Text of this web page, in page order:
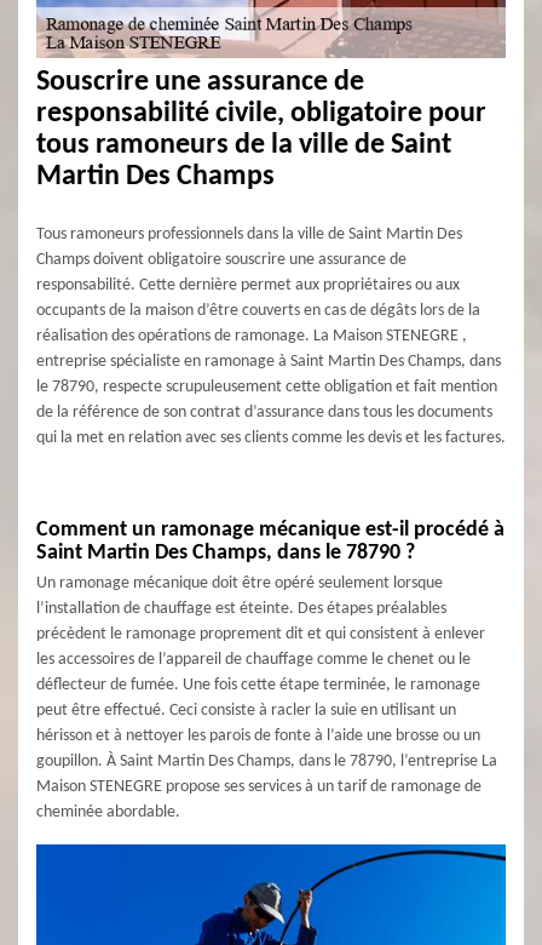
Souscrire une assurance de
responsabilité civile, obligatoire pour
tous ramoneurs de la ville de Saint
Martin Des Champs
Tous ramoneurs professionnels dans la ville de Saint Martin Des
Champs doivent obligatoire souscrire une assurance de
responsabilité. Cette dernière permet aux propriétaires ou aux
occupants de la maison d’être couverts en cas de dégâts lors de la
réalisation des opérations de ramonage. La Maison STENEGRE ,
entreprise spécialiste en ramonage à Saint Martin Des Champs, dans
le 78790, respecte scrupuleusement cette obligation et fait mention
de la référence de son contrat d’assurance dans tous les documents
qui la met en relation avec ses clients comme les devis et les factures.
Comment un ramonage mécanique est-il procédé à
Saint Martin Des Champs, dans le 78790 ?
Un ramonage mécanique doit être opéré seulement lorsque
l’installation de chauffage est éteinte. Des étapes préalables
précèdent le ramonage proprement dit et qui consistent à enlever
les accessoires de l’appareil de chauffage comme le chenet ou le
déflecteur de fumée. Une fois cette étape terminée, le ramonage
peut être effectué. Ceci consiste à racler la suie en utilisant un
hérisson et à nettoyer les parois de fonte à l’aide une brosse ou un
goupillon. À Saint Martin Des Champs, dans le 78790, l’entreprise La
Maison STENEGRE propose ses services à un tarif de ramonage de
cheminée abordable.